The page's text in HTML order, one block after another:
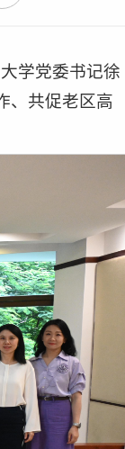
学党委书记徐
、共促老区高